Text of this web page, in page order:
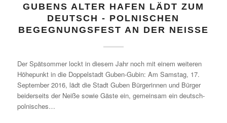
GUBENS ALTER HAFEN LÄDT ZUM
DEUTSCH - POLNISCHEN
BEGEGNUNGSFEST AN DER NEISSE
Der Spätsommer lockt in diesem Jahr noch mit einem weiteren
Höhepunkt in die Doppelstadt Guben-Gubin: Am Samstag, 17.
September 2016, lädt die Stadt Guben Bürgerinnen und Bürger
beiderseits der Neiße sowie Gäste ein, gemeinsam ein deutsch-
polnisches…